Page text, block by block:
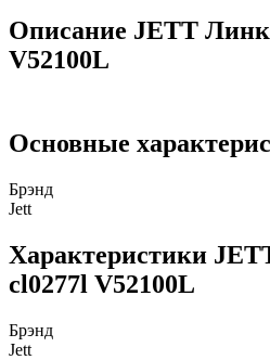
Описание JETT
V52100L
Основные
Брэнд
Jett
Характеристики
cl0277l V52100L
Брэнд
Jett